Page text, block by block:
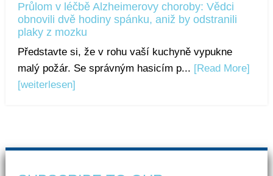
Průlom v léčbě Alzheimerovy choroby: Vědci
obnovili dvě hodiny spánku, aniž by odstranili
plaky z mozku
Představte si, že v rohu vaší kuchyně vypukne
malý požár. Se správným hasicím p... [Read More]
[weiterlesen]